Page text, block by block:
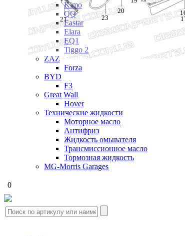
Kimo
QQ
Eastar
Elara
EQ1
Tiggo 2
ZAZ
Forza
BYD
F3
Great Wall
Hover
Технические жидкости
Моторное масло
Антифриз
Жидкость омывателя
Трансмиссионное масло
Тормозная жидкость
MG-Morris Garages
0
21 23
20